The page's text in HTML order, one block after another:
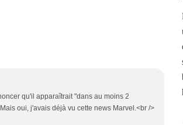
qu'il apparaîtrait "dans au moins 2
oui, j'avais déjà vu cette news Marvel.<br />